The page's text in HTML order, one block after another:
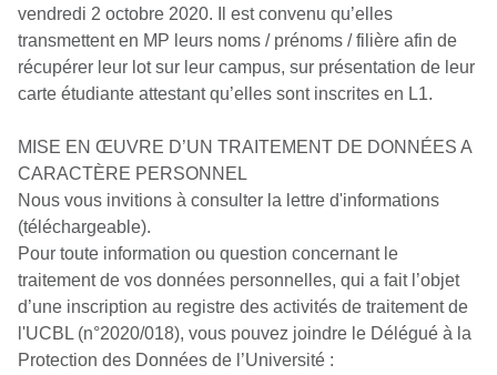
vendredi 2 octobre 2020. Il est convenu qu’elles
transmettent en MP leurs noms / prénoms / filière afin de
récupérer leur lot sur leur campus, sur présentation de leur
carte étudiante attestant qu’elles sont inscrites en L1.
MISE EN ŒUVRE D’UN TRAITEMENT DE DONNÉES A
CARACTÈRE PERSONNEL
Nous vous invitions à consulter la lettre d'informations
(téléchargeable).
Pour toute information ou question concernant le
traitement de vos données personnelles, qui a fait l’objet
d’une inscription au registre des activités de traitement de
l'UCBL (n°2020/018), vous pouvez joindre le Délégué à la
Protection des Données de l’Université :